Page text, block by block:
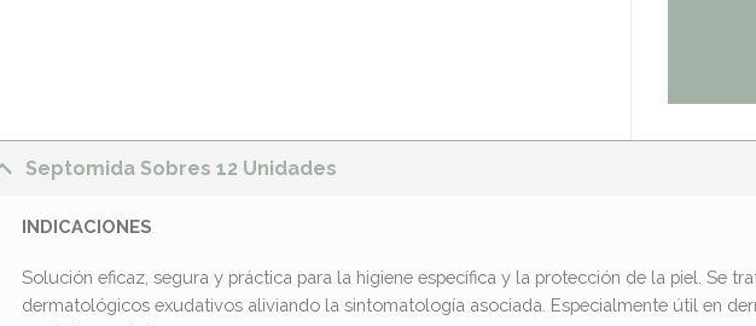
Septomida Sobres 12 Unidades
INDICACIONES
Solución eficaz, segura y práctica para la higiene específica y la protección de la piel. Se
dermatológicos exudativos aliviando la sintomatología asociada. Especialmente útil en